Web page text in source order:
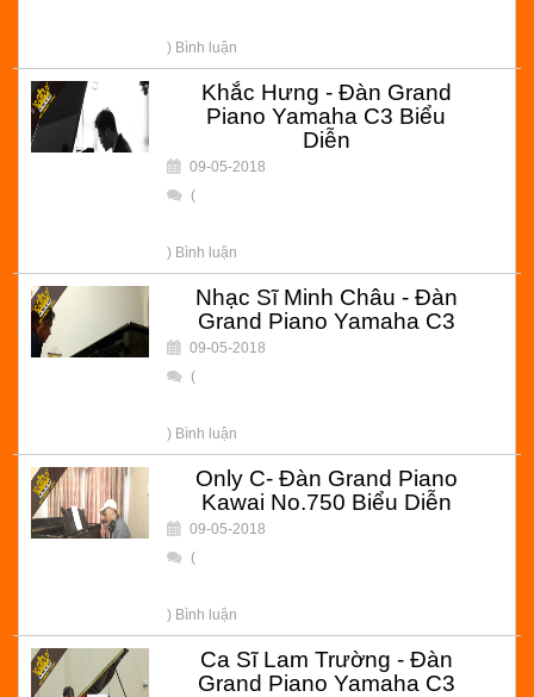
) Bình luận
Khắc Hưng - Đàn Grand
Piano Yamaha C3 Biểu
Diễn
09-05-2018
(
) Bình luận
Nhạc Sĩ Minh Châu - Đàn
Grand Piano Yamaha C3
09-05-2018
(
) Bình luận
Only C- Đàn Grand Piano
Kawai No.750 Biểu Diễn
09-05-2018
(
) Bình luận
Ca Sĩ Lam Trường - Đàn
Grand Piano Yamaha C3